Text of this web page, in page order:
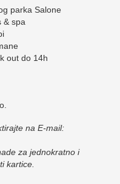
parka Salone
& spa
out do 14h
na E-mail:
za jednokratno i
kartice.